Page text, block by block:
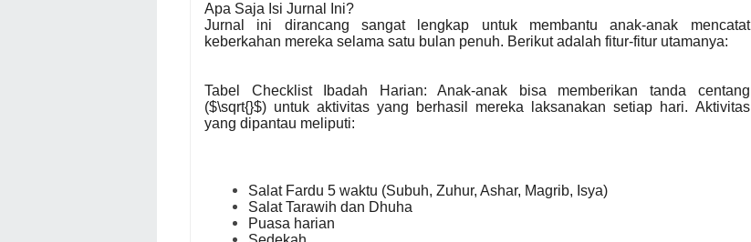
Apa Saja Isi Jurnal Ini?
Jurnal ini dirancang sangat lengkap untuk membantu anak-anak mencatat
keberkahan mereka selama satu bulan penuh. Berikut adalah fitur-fitur utamanya:
Tabel Checklist Ibadah Harian: Anak-anak bisa memberikan tanda centang
($\sqrt{}$) untuk aktivitas yang berhasil mereka laksanakan setiap hari. Aktivitas
yang dipantau meliputi:
Salat Fardu 5 waktu (Subuh, Zuhur, Ashar, Magrib, Isya)
Salat Tarawih dan Dhuha
Puasa harian